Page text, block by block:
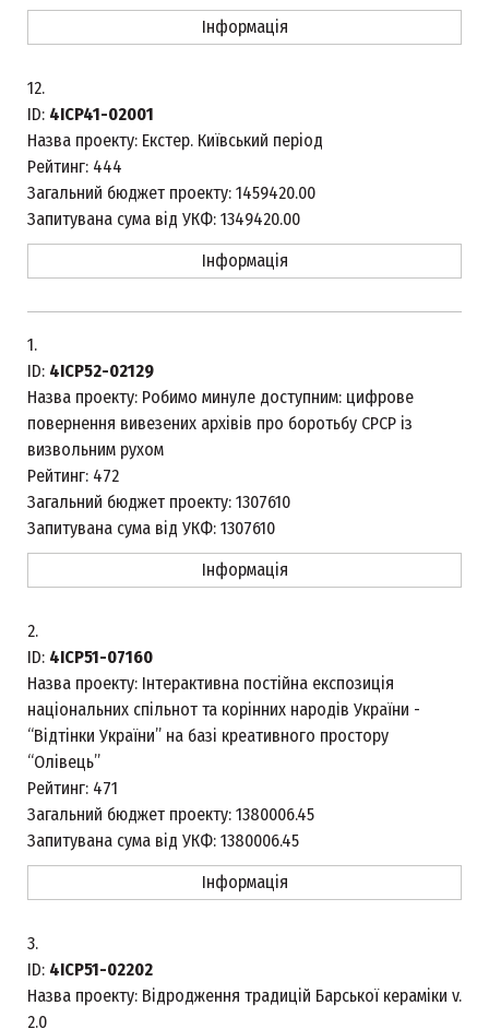
Інформація
12.
ID: 4ICP41-02001
Назва проекту: Екстер. Київський період
Рейтинг: 444
Загальний бюджет проекту: 1459420.00
Запитувана сума від УКФ: 1349420.00
Інформація
1.
ID: 4ICP52-02129
Назва проекту: Робимо минуле доступним: цифрове
повернення вивезених архівів про боротьбу СРСР із
визвольним рухом
Рейтинг: 472
Загальний бюджет проекту: 1307610
Запитувана сума від УКФ: 1307610
Інформація
2.
ID: 4ICP51-07160
Назва проекту: Інтерактивна постійна експозиція
національних спільнот та корінних народів України -
“Відтінки України” на базі креативного простору
“Олівець”
Рейтинг: 471
Загальний бюджет проекту: 1380006.45
Запитувана сума від УКФ: 1380006.45
Інформація
3.
ID: 4ICP51-02202
Назва проекту: Відродження традицій Барської кераміки v.
2.0